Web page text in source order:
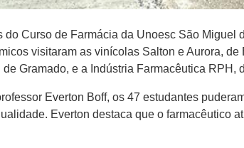
do Curso de Farmácia da Unoesc São
visitaram as vinícolas Salton e Aurora,
Gramado, e a Indústria Farmacêutica RPH,
Everton Boff, os 47 estudantes
Everton destaca que o farmacêutico